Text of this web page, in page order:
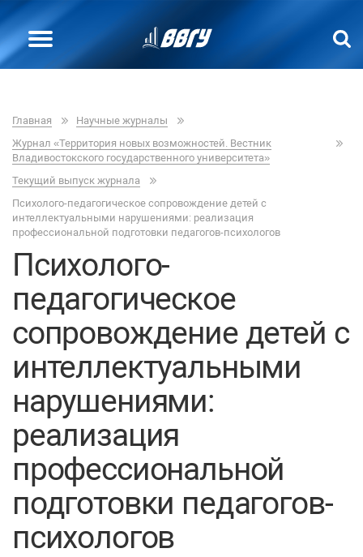
Главная
Научные журналы
Журнал «Территория новых возможностей. Вестник
Владивостокского государственного университета»
Текущий выпуск журнала
Психолого-педагогическое сопровождение детей с
интеллектуальными нарушениями: реализация
профессиональной подготовки педагогов-психологов
Психолого-
педагогическое
сопровождение детей с
интеллектуальными
нарушениями:
реализация
профессиональной
подготовки педагогов-
психологов